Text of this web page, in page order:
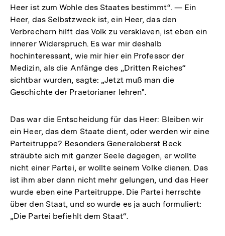
Heer ist zum Wohle des Staates bestimmt“. — Ein
Heer, das Selbstzweck ist, ein Heer, das den
Verbrechern hilft das Volk zu versklaven, ist eben ein
innerer Widerspruch. Es war mir deshalb
hochinteressant, wie mir hier ein Professor der
Medizin, als die Anfänge des „Dritten Reiches“
sichtbar wurden, sagte: „Jetzt muß man die
Geschichte der Praetorianer lehren".
Das war die Entscheidung für das Heer: Bleiben wir
ein Heer, das dem Staate dient, oder werden wir eine
Parteitruppe? Besonders Generaloberst Beck
sträubte sich mit ganzer Seele dagegen, er wollte
nicht einer Partei, er wollte seinem Volke dienen. Das
ist ihm aber dann nicht mehr gelungen, und das Heer
wurde eben eine Parteitruppe. Die Partei herrschte
über den Staat, und so wurde es ja auch formuliert:
„Die Partei befiehlt dem Staat“.